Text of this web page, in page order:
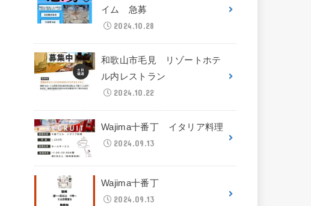
イム 急募
2024.10.28
和歌山市毛見 リゾートホテ
ル内レストラン
2024.10.22
Wajima十番丁 イタリア料理
2024.09.13
Wajima十番丁
2024.09.13